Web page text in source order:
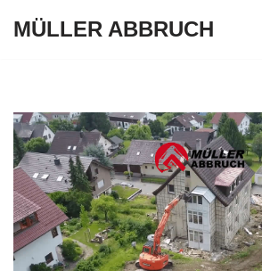
MÜLLER ABBRUCH